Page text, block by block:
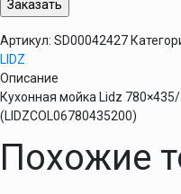
COL-
(LIDZCOL06780435200)
Артикул: SD00042427
LIDZ
Описание
Кухонная мойка Lidz
(LIDZCOL06780435200)
Похожие